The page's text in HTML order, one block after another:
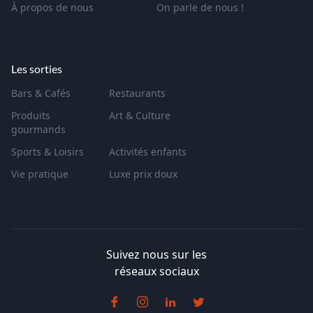
À propos de nous
On parle de nous !
Les sorties
Bars & Cafés
Restaurants
Produits
gourmands
Art & Culture
Sports & Loisirs
Activités enfants
Vie pratique
Luxe prix doux
Suivez nous sur les
réseaux sociaux